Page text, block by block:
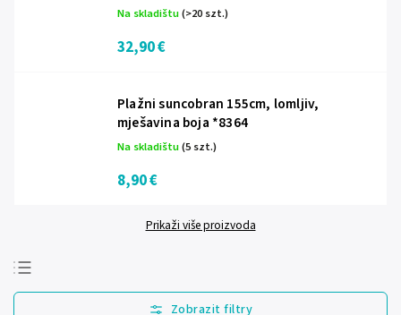
Na skladištu(>20 szt.)
32,90 €
Plažni suncobran 155cm, lomljiv,
mješavina boja *8364
Na skladištu(5 szt.)
8,90 €
Prikaži više proizvoda
Najprodavanije